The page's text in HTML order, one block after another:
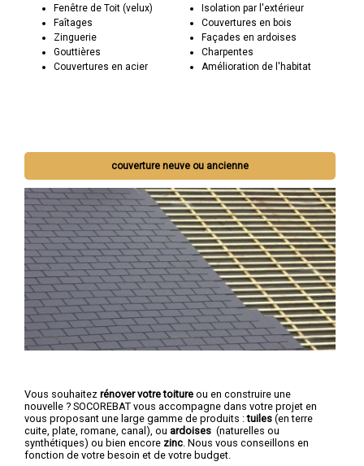
Fenêtre de Toit (velux)
Faîtages
Zinguerie
Gouttières
Couvertures en acier
Isolation par l'extérieur
Couvertures en bois
Façades en ardoises
Charpentes
Amélioration de l'habitat
couverture neuve ou ancienne
Vous souhaitez rénover votre toiture ou en construire une
nouvelle ? SOCOREBAT vous accompagne dans votre projet en
vous proposant une large gamme de produits :tuiles (en terre
cuite, plate, romane, canal), ou ardoises (naturelles ou
synthétiques) ou bien encore zinc . Nous vous conseillons en
fonction de votre besoin et de votre budget.